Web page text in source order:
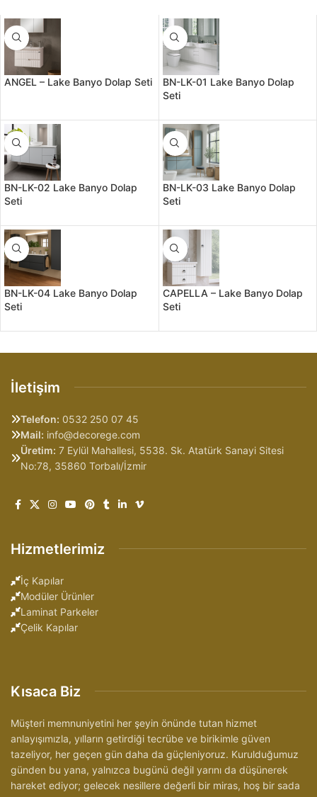
ANGEL – Lake Banyo Dolap Seti
BN-LK-01 Lake Banyo Dolap
Seti
BN-LK-02 Lake Banyo Dolap
Seti
BN-LK-03 Lake Banyo Dolap
Seti
BN-LK-04 Lake Banyo Dolap
Seti
CAPELLA – Lake Banyo Dolap
Seti
İletişim
Telefon: 0532 250 07 45
Mail: info@decorege.com
Üretim: 7 Eylül Mahallesi, 5538. Sk. Atatürk Sanayi Sitesi
No:78, 35860 Torbalı/İzmir
Hizmetlerimiz
İç Kapılar
Modüler Ürünler
Laminat Parkeler
Çelik Kapılar
Kısaca Biz
Müşteri memnuniyetini her şeyin önünde tutan hizmet
anlayışımızla, yılların getirdiği tecrübe ve birikimle güven
tazeliyor, her geçen gün daha da güçleniyoruz. Kurulduğumuz
günden bu yana, yalnızca bugünü değil yarını da düşünerek
hareket ediyor; gelecek nesillere değerli bir miras, hoş bir sada